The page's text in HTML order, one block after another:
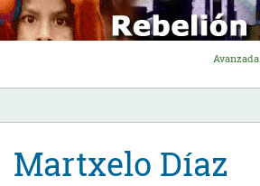
Skip
to
content
Avanzada
Martxelo Díaz